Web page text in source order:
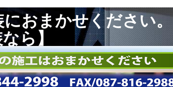
おまかせください。
ら】